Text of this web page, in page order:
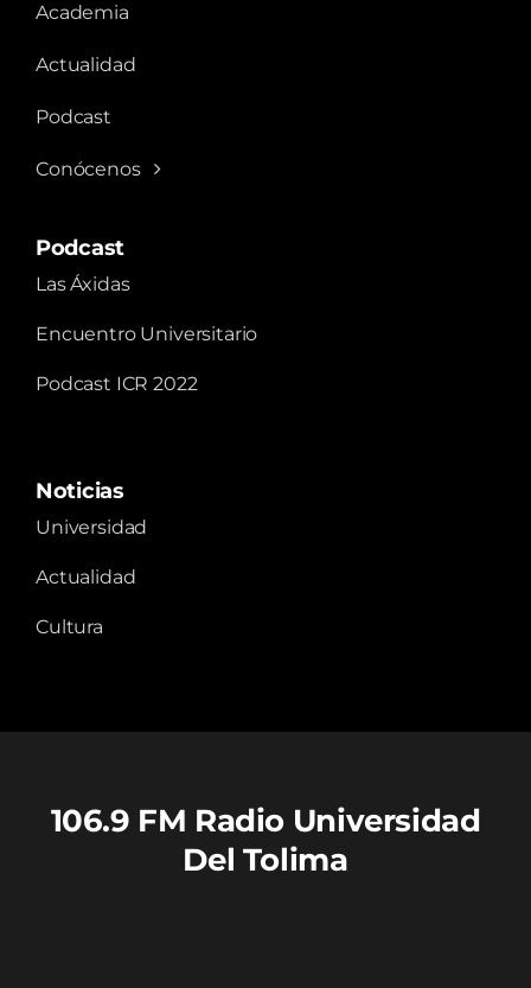
Academia
Actualidad
Podcast
Conócenos
Podcast
Las Áxidas
Encuentro Universitario
Podcast ICR 2022
Noticias
Universidad
Actualidad
Cultura
106.9 FM Radio Universidad
Del Tolima